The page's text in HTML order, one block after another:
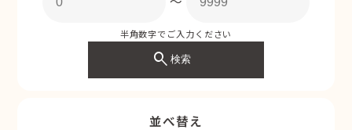
半角数字でご入力ください
search検索
並べ替え